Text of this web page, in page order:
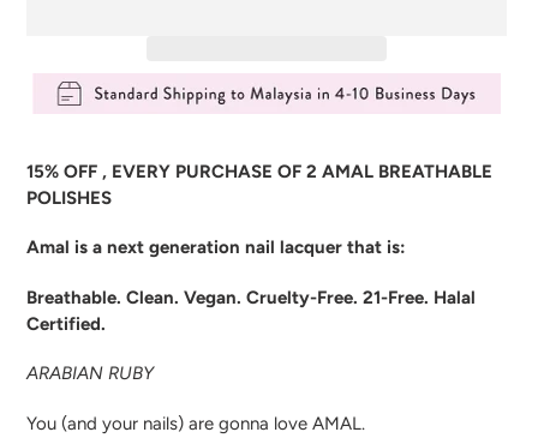
product
to
cart
15% OFF , EVERY PURCHASE OF 2 AMAL BREATHABLE
POLISHES
Amal is a next generation nail lacquer that is:
Breathable. Clean. Vegan. Cruelty-Free. 21-Free. Halal
Certified.
ARABIAN RUBY
You (and your nails) are gonna love AMAL.